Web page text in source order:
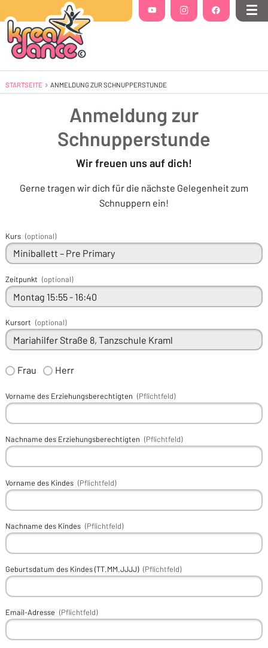
YouTube(Öffnet in einem neuen Tab oder
Instagram(Öffnet in einem neuen
Facebook(Öffnet in
STARTSEITE AKTUELL: ANMELDUNG ZUR SCHNUPPERSTUNDE
ANMELDUNG ZUR SCHNUPPERSTUNDE
Anmeldung zur
Schnupperstunde
Wir freuen uns auf dich!
Gerne tragen wir dich für die nächste Gelegenheit zum
Schnuppern ein!
Kurs (optional)
Zeitpunkt (optional)
Kursort (optional)
Frau Herr
Vorname des Erziehungsberechtigten (Pflichtfeld)
Nachname des Erziehungsberechtigten (Pflichtfeld)
Vorname des Kindes (Pflichtfeld)
Nachname des Kindes (Pflichtfeld)
Geburtsdatum des Kindes (TT.MM.JJJJ) (Pflichtfeld)
Email-Adresse (Pflichtfeld)